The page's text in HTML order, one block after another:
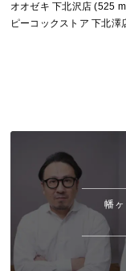
オオゼキ 下北沢店 (525
ピーコックストア 下北澤
幡